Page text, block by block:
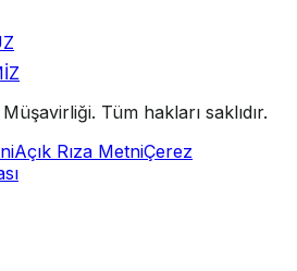
. Tüm hakları saklıdır.
Açık Rıza MetniÇerez